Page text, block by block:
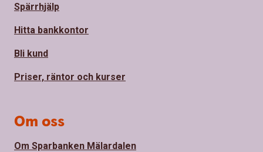
Spärrhjälp
Hitta bankkontor
Bli kund
Priser, räntor och kurser
Om oss
Om Sparbanken Mälardalen